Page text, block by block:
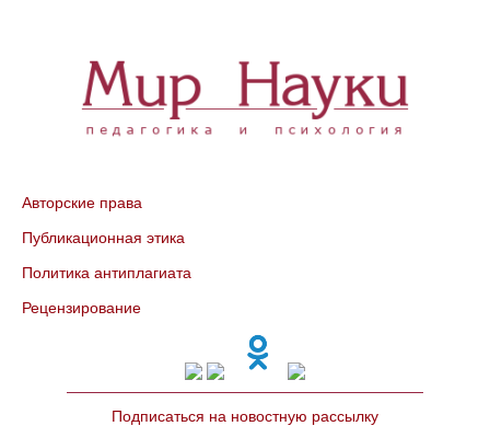
Авторские права
Публикационная этика
Политика антиплагиата
Рецензирование
Подписаться на новостную рассылку